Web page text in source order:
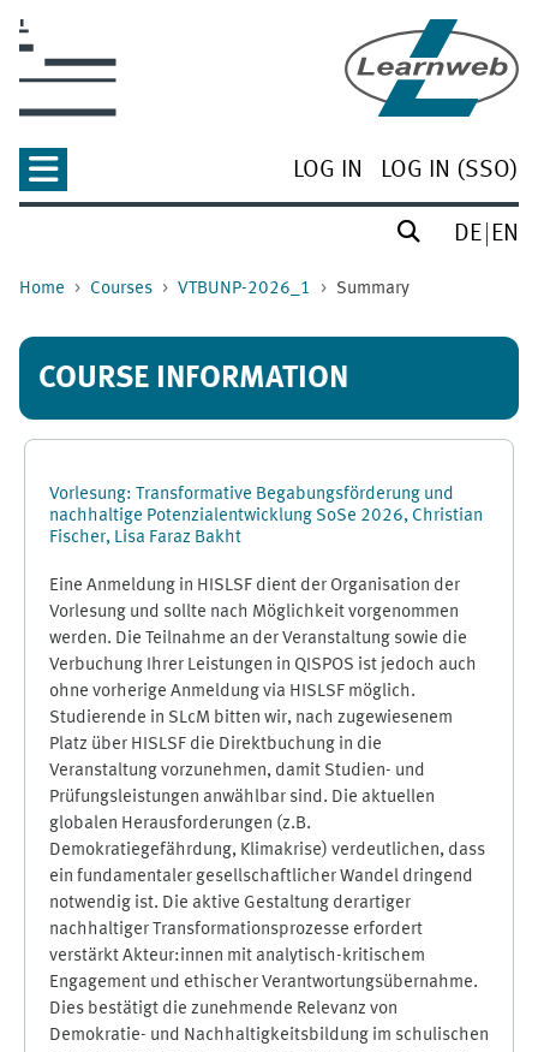
LOG IN LOG IN (SSO)
DE EN
Home Courses VTBUNP-2026_1 Summary
COURSE INFORMATION
Vorlesung: Transformative Begabungsförderung und
nachhaltige Potenzialentwicklung SoSe 2026, Christian
Fischer, Lisa Faraz Bakht
Eine Anmeldung in HISLSF dient der Organisation der
Vorlesung und sollte nach Möglichkeit vorgenommen
werden. Die Teilnahme an der Veranstaltung sowie die
Verbuchung Ihrer Leistungen in QISPOS ist jedoch auch
ohne vorherige Anmeldung via HISLSF möglich.
Studierende in SLcM bitten wir, nach zugewiesenem
Platz über HISLSF die Direktbuchung in die
Veranstaltung vorzunehmen, damit Studien- und
Prüfungsleistungen anwählbar sind. Die aktuellen
globalen Herausforderungen (z.B.
Demokratiegefährdung, Klimakrise) verdeutlichen, dass
ein fundamentaler gesellschaftlicher Wandel dringend
notwendig ist. Die aktive Gestaltung derartiger
nachhaltiger Transformationsprozesse erfordert
verstärkt Akteur:innen mit analytisch-kritischem
Engagement und ethischer Verantwortungsübernahme.
Dies bestätigt die zunehmende Relevanz von
Demokratie- und Nachhaltigkeitsbildung im schulischen